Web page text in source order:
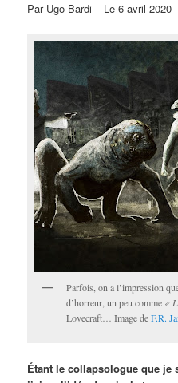
Par Ugo Bardi – Le 6 avril 2020
Parfois, on a l’impression
d’horreur, un peu comme «
Lovecraft… Image deF.R.
Étant le collapsologue que je